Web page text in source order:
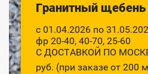
Гранитный щебень
с 01.04.2026 по
фр 20-40, 40-70, 25-60
С ДОСТАВКОЙ ПО
руб. (при заказе от 200 м